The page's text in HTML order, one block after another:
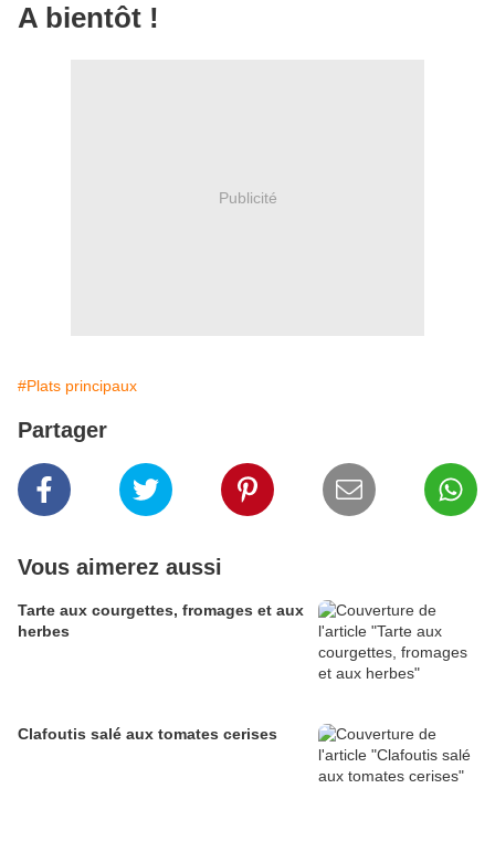
A bientôt !
Publicité
#Plats principaux
Partager
Vous aimerez aussi
Tarte aux courgettes, fromages et aux
herbes
Clafoutis salé aux tomates cerises